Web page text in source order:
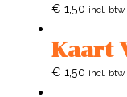
€ 1,50 incl. btw
Kaart
€ 1,50 incl. btw